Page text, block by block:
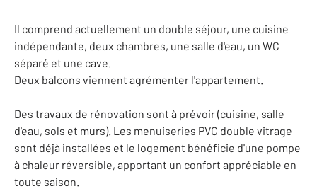
Il comprend actuellement un double séjour, une cuisine
indépendante, deux chambres, une salle d'eau, un WC
séparé et une cave.
Deux balcons viennent agrémenter l'appartement.
Des travaux de rénovation sont à prévoir (cuisine, salle
d'eau, sols et murs). Les menuiseries PVC double vitrage
sont déjà installées et le logement bénéficie d'une pompe
à chaleur réversible, apportant un confort appréciable en
toute saison.